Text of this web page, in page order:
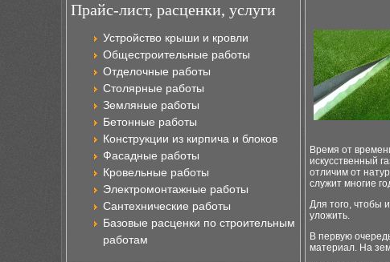
Прайс-лист, расценки, услуги
Устройство крыши и кровли
Общестроительные работы
Отделочные работы
Столярные работы
Земляные работы
Бетонные работы
Конструкции из кирпича и блоков
Фасадные работы
Кровельные работы
Электромонтажные работы
Сантехнические работы
Базовые расценки по строительным
работам
Время от
искусственный
отличим от
служит многие
Для того, чтобы
уложить.
В первую
материал. На